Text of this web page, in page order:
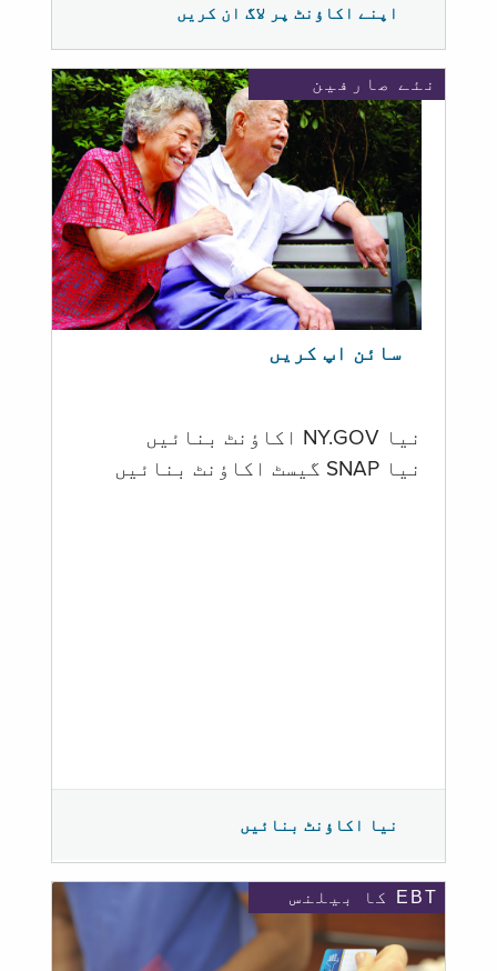
اپنے اکاؤنٹ پر لاگ ان کریں
نئے صارفین
سائن اپ کریں
نیا NY.GOV اکاؤنٹ بنائیں
نیا SNAP گیسٹ اکاؤنٹ بنائیں
نیا اکاؤنٹ بنائیں
EBT کا بیلنس